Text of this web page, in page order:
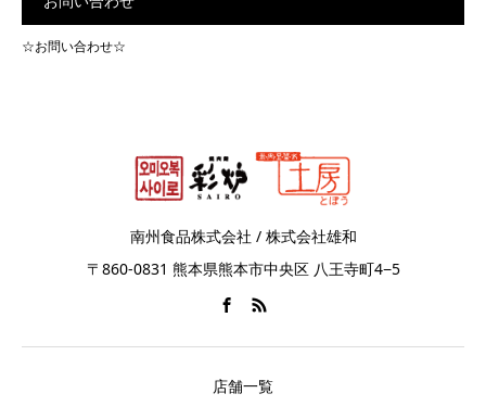
☆お問い合わせ☆
南州食品株式会社 / 株式会社雄和
〒860-0831 熊本県熊本市中央区 八王寺町4−5
店舗一覧